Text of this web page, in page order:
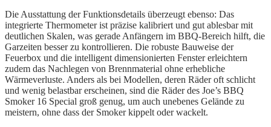
Die Ausstattung der Funktionsdetails überzeugt ebenso: Das
integrierte Thermometer ist präzise kalibriert und gut ablesbar mit
deutlichen Skalen, was gerade Anfängern im BBQ-Bereich hilft, die
Garzeiten besser zu kontrollieren. Die robuste Bauweise der
Feuerbox und die intelligent dimensionierten Fenster erleichtern
zudem das Nachlegen von Brennmaterial ohne erhebliche
Wärmeverluste. Anders als bei Modellen, deren Räder oft schlicht
und wenig belastbar erscheinen, sind die Räder des Joe’s BBQ
Smoker 16 Special groß genug, um auch unebenes Gelände zu
meistern, ohne dass der Smoker kippelt oder wackelt.